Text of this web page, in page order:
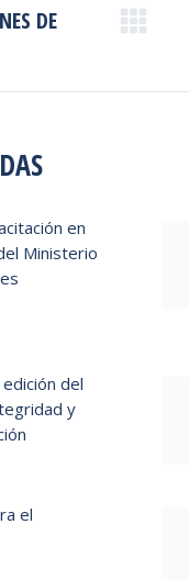
DE
en
Ministerio
del
y
el